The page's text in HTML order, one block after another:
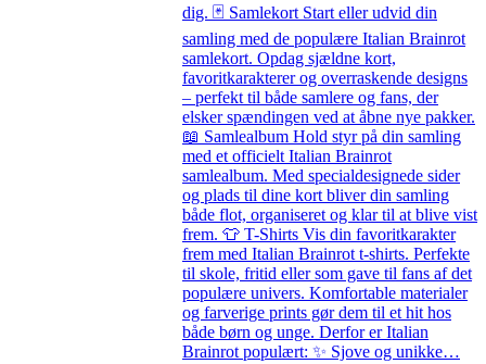
dig. 🃏 Samlekort Start eller udvid din
samling med de populære Italian Brainrot
samlekort. Opdag sjældne kort,
favoritkarakterer og overraskende designs
– perfekt til både samlere og fans, der
elsker spændingen ved at åbne nye pakker.
📖 Samlealbum Hold styr på din samling
med et officielt Italian Brainrot
samlealbum. Med specialdesignede sider
og plads til dine kort bliver din samling
både flot, organiseret og klar til at blive vist
frem. 👕 T-Shirts Vis din favoritkarakter
frem med Italian Brainrot t-shirts. Perfekte
til skole, fritid eller som gave til fans af det
populære univers. Komfortable materialer
og farverige prints gør dem til et hit hos
både børn og unge. Derfor er Italian
Brainrot populært: ✨ Sjove og unikke…